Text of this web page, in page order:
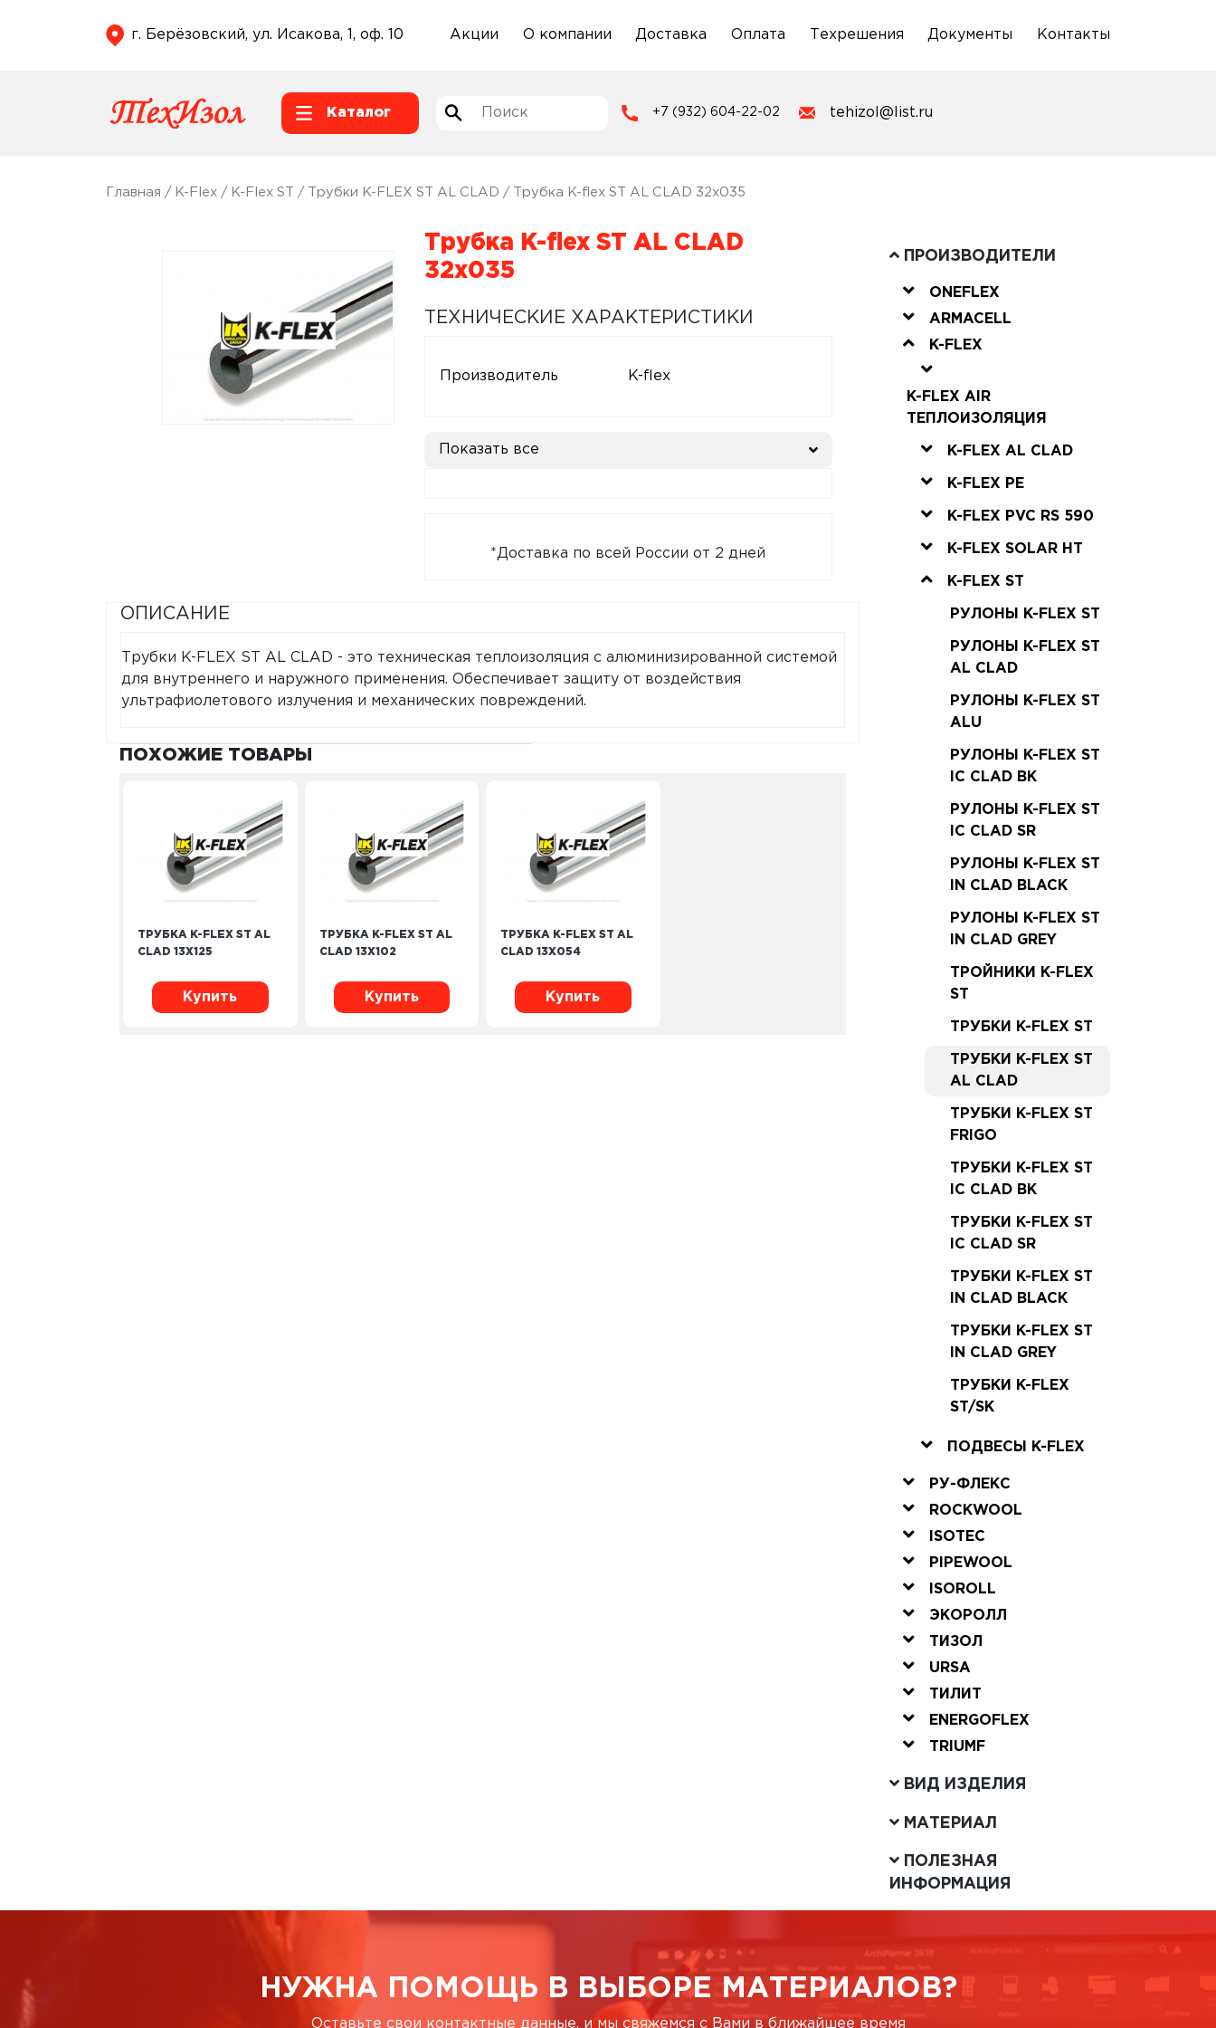
г. Берёзовский, ул. Исакова, 1, оф. 10 Акции О компании Доставка Оплата Техрешения Документы Контакты
Каталог +7 (932) 604-22-02 tehizol@list.ru
Главная / K-Flex / K-Flex ST / Трубки K-FLEX ST AL CLAD / Трубка K-flex ST AL CLAD 32х035
Трубка K-flex ST AL CLAD
32х035
ТЕХНИЧЕСКИЕ ХАРАКТЕРИСТИКИ
Производитель K-flex
Показать все
*Доставка по всей России от 2 дней
ОПИСАНИЕ
Трубки K-FLEX ST AL CLAD - это техническая теплоизоляция с алюминизированной системой
для внутреннего и наружного применения. Обеспечивает защиту от воздействия
ультрафиолетового излучения и механических повреждений.
ПОХОЖИЕ ТОВАРЫ
ТРУБКА K-FLEX ST AL
CLAD 13Х125
Купить
ТРУБКА K-FLEX ST AL
CLAD 13Х102
Купить
ТРУБКА K-FLEX ST AL
CLAD 13Х054
Купить
ПРОИЗВОДИТЕЛИ
ONEFLEX
ARMACELL
K-FLEX
K-FLEX AIR
ТЕПЛОИЗОЛЯЦИЯ
K-FLEX AL CLAD
K-FLEX PE
K-FLEX PVC RS 590
K-FLEX SOLAR HT
K-FLEX ST
РУЛОНЫ K-FLEX ST
РУЛОНЫ K-FLEX ST
AL CLAD
РУЛОНЫ K-FLEX ST
ALU
РУЛОНЫ K-FLEX ST
IC CLAD BK
РУЛОНЫ K-FLEX ST
IC CLAD SR
РУЛОНЫ K-FLEX ST
IN CLAD BLACK
РУЛОНЫ K-FLEX ST
IN CLAD GREY
ТРОЙНИКИ K-FLEX
ST
ТРУБКИ K-FLEX ST
ТРУБКИ K-FLEX ST
AL CLAD
ТРУБКИ K-FLEX ST
FRIGO
ТРУБКИ K-FLEX ST
IC CLAD BK
ТРУБКИ K-FLEX ST
IC CLAD SR
ТРУБКИ K-FLEX ST
IN CLAD BLACK
ТРУБКИ K-FLEX ST
IN CLAD GREY
ТРУБКИ K-FLEX
ST/SK
ПОДВЕСЫ K-FLEX
РУ-ФЛЕКС
ROCKWOOL
ISOTEC
PIPEWOOL
ISOROLL
ЭКОРОЛЛ
ТИЗОЛ
URSA
ТИЛИТ
ENERGOFLEX
TRIUMF
ВИД ИЗДЕЛИЯ
МАТЕРИАЛ
ПОЛЕЗНАЯ
ИНФОРМАЦИЯ
НУЖНА ПОМОЩЬ В ВЫБОРЕ МАТЕРИАЛОВ?
Оставьте свои контактные данные, и мы свяжемся с Вами в ближайшее время